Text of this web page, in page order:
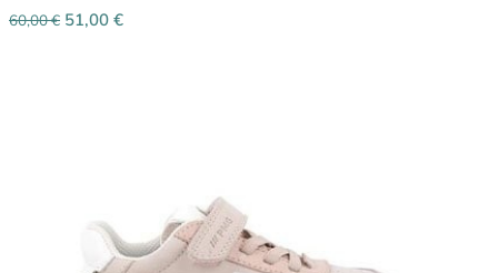
60,00€ 51,00 €